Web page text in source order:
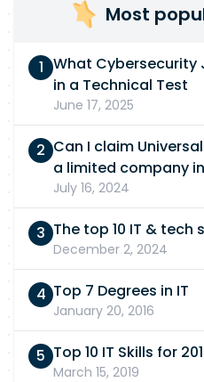
Most
What Cybersecurity
in a Technical Test
June 17, 2025
Can I claim
a limited company
July 16, 2024
The top 10 IT & tech
December 2, 2024
Top 7 Degrees in IT
January 20, 2016
Top 10 IT Skills for
March 15, 2019